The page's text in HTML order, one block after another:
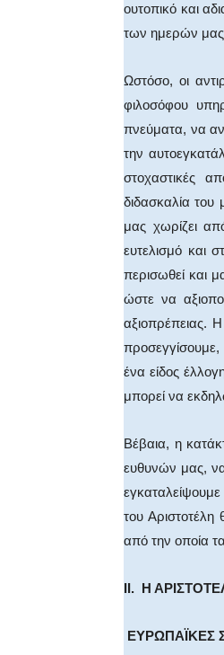
ουτοπικό και
των ημερών
Ωστόσο, οι
φιλοσόφου
πνεύματα, να
την
στοχαστικές
διδασκαλία του
μας χωρίζει
ευτελισμό και
περισωθεί και
ώστε να
αξιοπρέπειας.
προσεγγίσουμε,
ένα είδος
μπορεί να
Βέβαια, η
ευθυνών μας,
του Αριστοτέλη
από την οποία
ΙΙ. Η
ΕΥΡΩΠΑΪΚΕΣ